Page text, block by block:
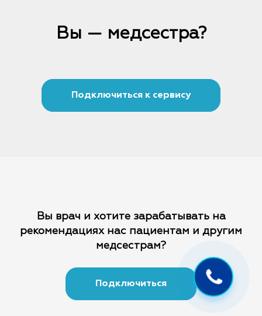
Вы — медсестра?
Подключиться к сервису
Вы врач и хотите зарабатывать на
рекомендациях нас пациентам и другим
медсестрам?
Подключиться